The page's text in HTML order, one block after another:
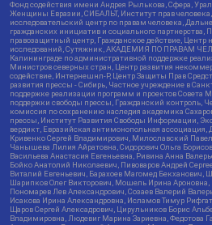
Фонд содействия имени Андрея Рылькова, Сфера,
Женщины Евразии, СИБАЛЬТ, Институт прав
исследовательский центр по правам человека,
гражданских инициатив и социального партнерства,
правозащитный центр, Гражданское действие, Центр
исследований, Сутяжник, АКАДЕМИЯ ПО ПРАВАМ
Калининграде по административной поддержке
Министров северных стран, Центр развития
содействие, Интернешнл-Р, Центр Защиты Прав
развития прессы - Сибирь, Частное учреждение в
поддержке реализации программ и проектов Совета
поддержки свободы прессы, Гражданский контроль,
комиссия по сохранению наследия академика
прессы, Институт Развития Свободы Информации,
вердикт, Евразийская антимонопольная ассоциация,
Кривенко Сергей Владимирович, Милославский
Чанышева Лилия Айратовна, Сидорович Ольга
Васильева Анастасия Евгеньевна, Ривина Анна
Бойко Анатолий Николаевич, Пивоваров Андрей
Виталий Евгеньевич, Барахоев Магомед Бекханович,
Шарипков Олег Викторович, Мошель Ирина Ароновна,
Пономарев Лев Александрович, Созаев Валерий
Исакова Ирина Александровна, Исламов Тимур
Щаров Сергей Алексадрович, Цирульников Борис
Владимировна, Людевиг Марина Зариевна, Федотова